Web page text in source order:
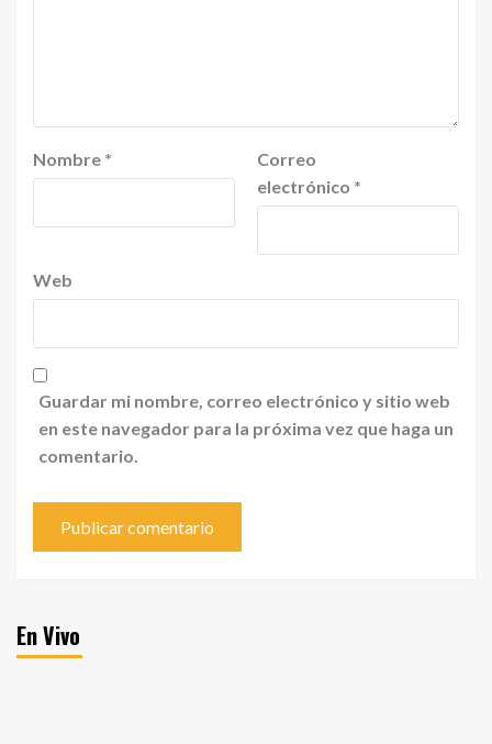
Nombre *
Correo
electrónico *
Web
Guardar mi nombre, correo electrónico y sitio web
en este navegador para la próxima vez que haga un
comentario.
En Vivo